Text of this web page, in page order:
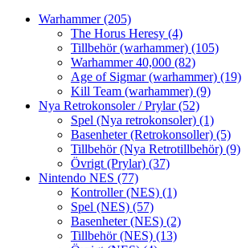
Warhammer(205)
The Horus Heresy (4)
Tillbehör (warhammer) (105)
Warhammer 40,000 (82)
Age of Sigmar (warhammer) (19)
Kill Team (warhammer) (9)
Nya Retrokonsoler / Prylar(52)
Spel (Nya retrokonsoler) (1)
Basenheter (Retrokonsoller) (5)
Tillbehör (Nya Retrotillbehör) (9)
Övrigt (Prylar) (37)
Nintendo NES (77)
Kontroller (NES) (1)
Spel (NES) (57)
Basenheter (NES) (2)
Tillbehör (NES) (13)